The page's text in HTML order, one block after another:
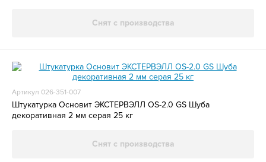
Снят с производства
Артикул 026-351-007
Штукатурка Основит ЭКСТЕРВЭЛЛ OS-2.0 GS Шуба
декоративная 2 мм серая 25 кг
Снят с производства